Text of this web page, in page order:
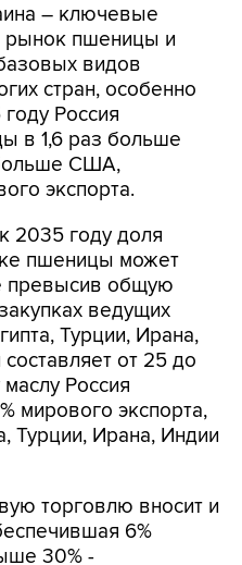
– ключевые
рынок пшеницы и
видов
стран, особенно
Россия
в 1,6 раз больше
США,
экспорта.
году доля
пшеницы может
превысив общую
ведущих
Турции, Ирана,
от 25 до
Россия
мирового экспорта,
Турции, Ирана, Индии
торговлю вносит и
6%
30% -